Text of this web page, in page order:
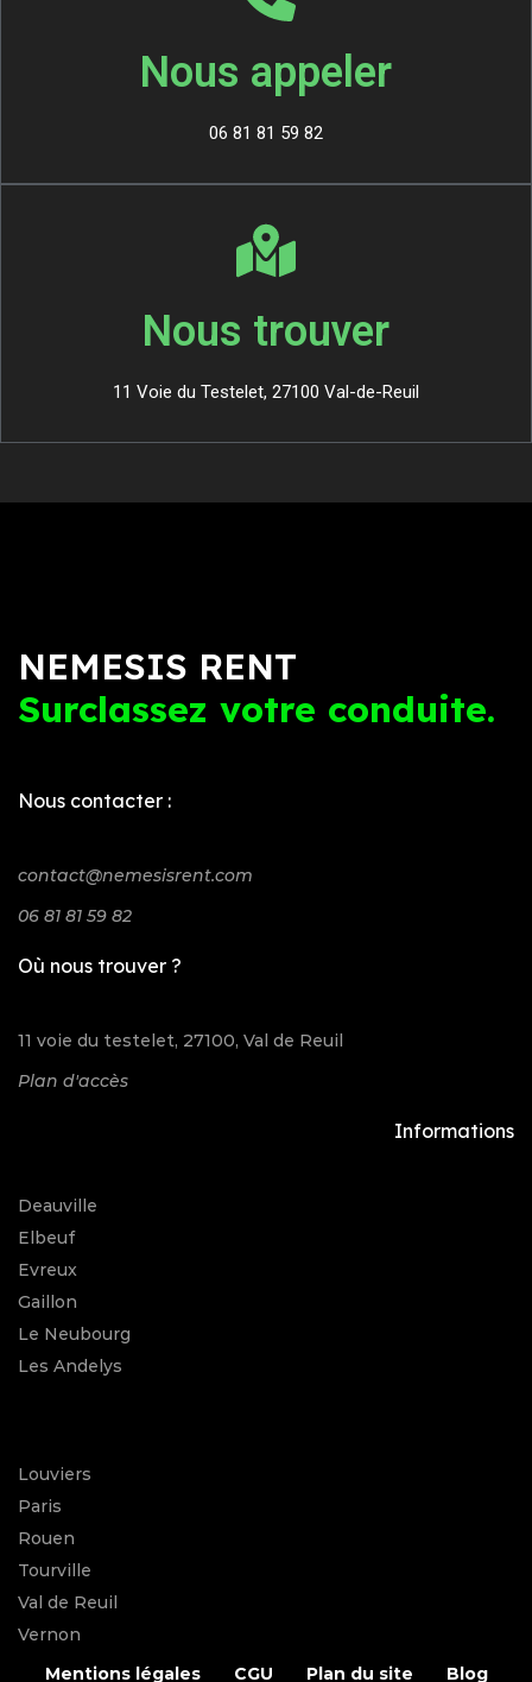
Nous appeler
06 81 81 59 82
Nous trouver
11 Voie du Testelet, 27100 Val-de-Reuil
NEMESIS RENT
Surclassez votre conduite.
Nous contacter :
contact@nemesisrent.com
06 81 81 59 82
Où nous trouver ?
11 voie du testelet, 27100, Val de Reuil
Plan d'accès
Informations
Deauville
Elbeuf
Evreux
Gaillon
Le Neubourg
Les Andelys
Louviers
Paris
Rouen
Tourville
Val de Reuil
Vernon
Mentions légales
CGU Plan du site Blog